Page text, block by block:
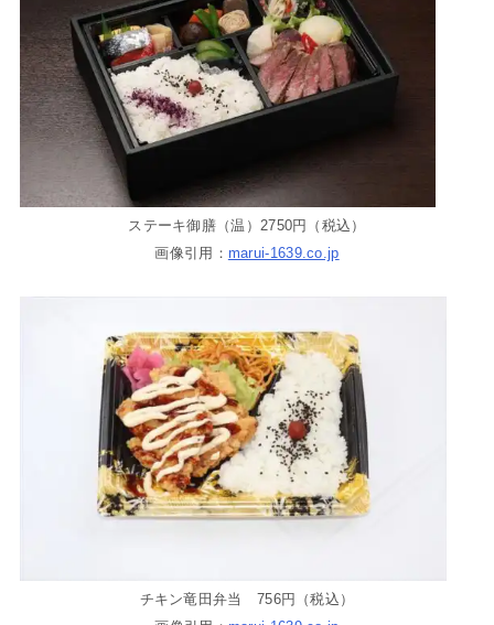
ステーキ御膳（温）2750円（税込）
画像引用： marui-1639.co.jp
チキン竜田弁当 756円（税込）